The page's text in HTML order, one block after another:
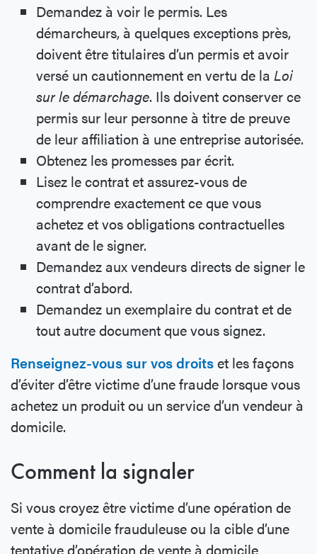
Demandez à voir le permis. Les
démarcheurs, à quelques exceptions près,
doivent être titulaires d’un permis et avoir
versé un cautionnement en vertu de la Loi
sur le démarchage. Ils doivent conserver ce
permis sur leur personne à titre de preuve
de leur affiliation à une entreprise autorisée.
Obtenez les promesses par écrit.
Lisez le contrat et assurez-vous de
comprendre exactement ce que vous
achetez et vos obligations contractuelles
avant de le signer.
Demandez aux vendeurs directs de signer le
contrat d’abord.
Demandez un exemplaire du contrat et de
tout autre document que vous signez.
Renseignez-vous sur vos droitset les façons
d’éviter d’être victime d’une fraude lorsque vous
achetez un produit ou un service d’un vendeur à
domicile.
Comment la signaler
Si vous croyez être victime d’une opération de
vente à domicile frauduleuse ou la cible d’une
tentative d’opération de vente à domicile